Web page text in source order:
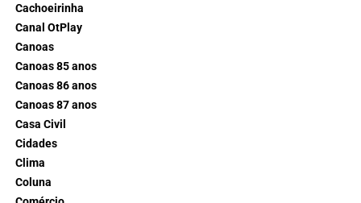
Cachoeirinha
Canal OtPlay
Canoas
Canoas 85 anos
Canoas 86 anos
Canoas 87 anos
Casa Civil
Cidades
Clima
Coluna